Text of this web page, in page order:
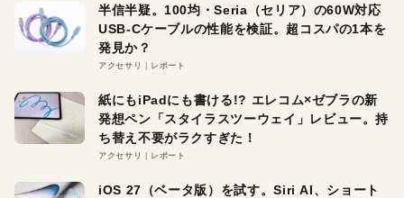
半信半疑。100均・Seria（セリア）の60W対応
USB-Cケーブルの性能を検証。超コスパの1本を
発見か？
アクセサリ レポート
紙にもiPadにも書ける!? エレコム×ゼブラの新
発想ペン「スタイラスツーウェイ」レビュー。持
ち替え不要がラクすぎた！
アクセサリ レポート
iOS 27（ベータ版）を試す。Siri AI、ショート